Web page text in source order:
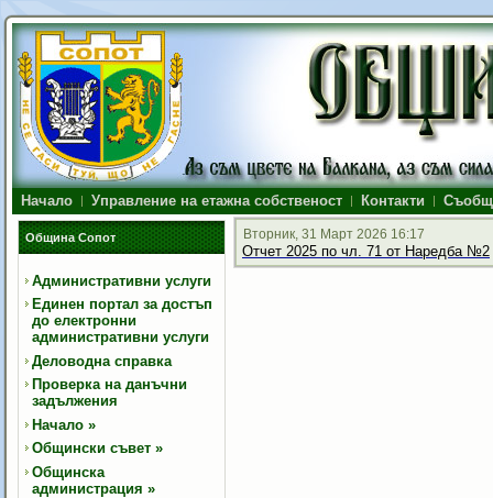
Начало Управление на етажна собственост Контакти
Община Сопот
Административни услуги
Единен портал за достъп
до електронни
административни услуги
Деловодна справка
Проверка на данъчни
задължения
Начало »
Общински съвет »
Общинска
администрация »
Вторник, 31 Март 2026 16:17
Отчет 2025 по чл. 71 от Наредба №2